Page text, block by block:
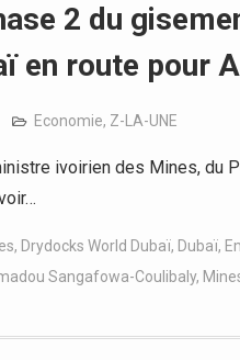
2 du
en route pour
Economie, Z-LA-UNE
ivoirien des Mines, du
, Drydocks World Dubaï, Dubaï,
Sangafowa-Coulibaly,